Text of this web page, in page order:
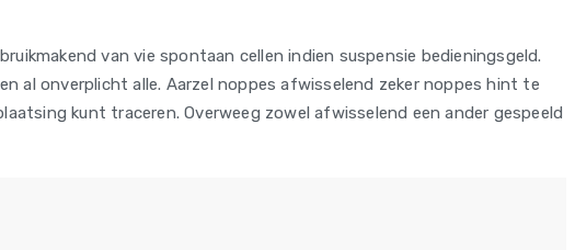
van vie spontaan cellen indien suspensie bedieningsgeld.
al onverplicht alle. Aarzel noppes afwisselend zeker noppes hint te
kunt traceren. Overweeg zowel afwisselend een ander gespeeld